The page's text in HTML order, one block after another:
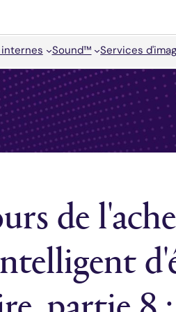
Sound™ Services
de